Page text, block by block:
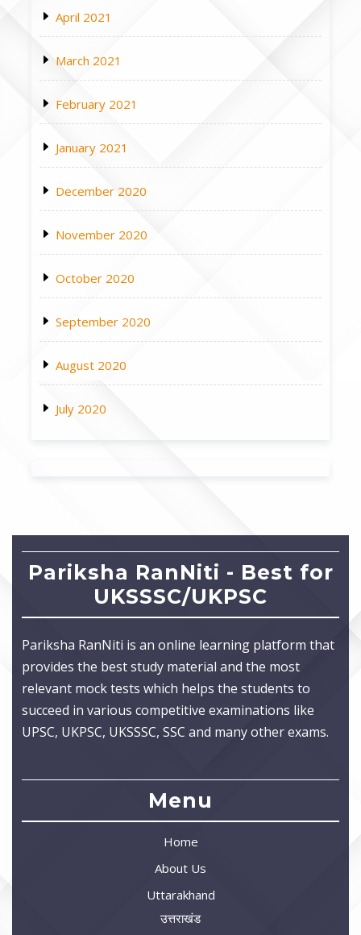
April 2021
March 2021
February 2021
January 2021
December 2020
November 2020
October 2020
September 2020
August 2020
July 2020
Pariksha RanNiti - Best for
UKSSSC/UKPSC
Pariksha RanNiti is an online learning platform that
provides the best study material and the most
relevant mock tests which helps the students to
succeed in various competitive examinations like
UPSC, UKPSC, UKSSSC, SSC and many other exams.
Menu
Home
About Us
Uttarakhand
उत्तराखंड